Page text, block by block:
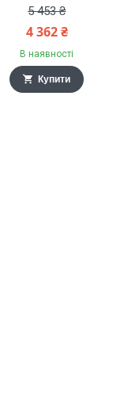
5 453 ₴
4 362 ₴
В наявності
Купити